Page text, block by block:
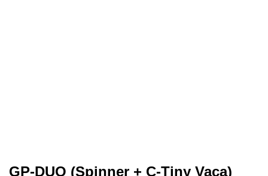
GP-DUO (Spinner + C-Tiny Vaca)